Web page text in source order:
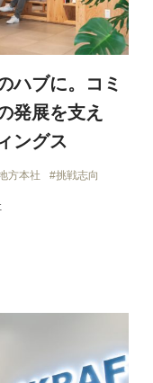
ハブに。コミ
発展を支え
ングス
方本社 挑戦志向